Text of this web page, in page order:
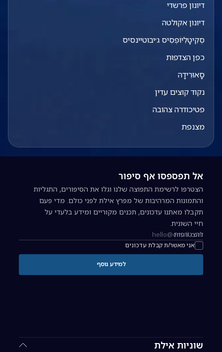
דיונון פרשדי
דיונון אקולטה
סְקִיטָלִיוֹפְּסִיס ג׳יבוטיינסיס
כפן הצדפות
סָאוּרִידָה
נקוד קוצים עדין
פטיכודרה צהובה
מצנפת
שוניות אילת
אל תפספסו אף סיפור
הצטרפו לרשימת התפוצה שלנו וגלו את הסיפורים, התגליות
והתמונות המרהיבות של מפרץ אילת לפני כולם. מדי פעם
תקבלו מאתנו עדכונים, תכנים מקוריים ומידע בלעדי על
חיי השונית.
כתובת אימייל להרשמה לניוזלטר
אני מאשר/ת קבלת עדכונים
להצטרפות
למידע נוסף